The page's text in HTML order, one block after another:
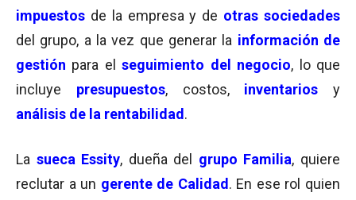
impuestos de la empresa y de otras sociedades
del grupo, a la vez que generar la información de
gestión para elseguimiento del negocio, lo que
incluye presupuestos, costos, inventarios
y
análisis de la rentabilidad .
La sueca Essity, dueña del grupo Familia, quiere
reclutar a un gerente de Calidad . En ese rol quien